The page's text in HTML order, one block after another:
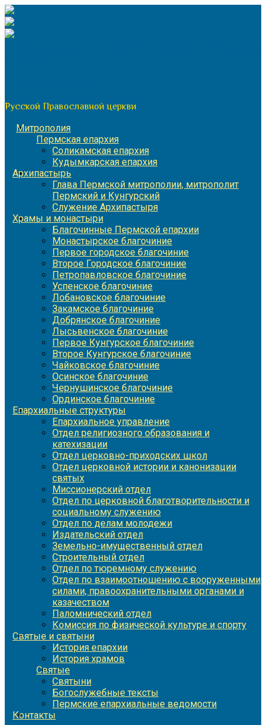
Перейти
к
содержимому
Русской Православной церкви
Митрополия
Пермская епархия
Соликамская епархия
Кудымкарская епархия
Архипастырь
Глава Пермской митрополии, митрополит
Пермский и Кунгурский
Служение Архипастыря
Храмы и монастыри
Благочинные Пермской епархии
Монастырское благочиние
Первое городское благочиние
Второе Городское благочиние
Петропавловское благочиние
Успенское благочиние
Лобановское благочиние
Закамское благочиние
Добрянское благочиние
Лысьвенское благочиние
Первое Кунгурское благочиние
Второе Кунгурское благочиние
Чайковское благочиние
Осинское благочиние
Чернушинское благочиние
Ординское благочиние
Епархиальные структуры
Епархиальное управление
Отдел религиозного образования и
катехизации
Отдел церковно-приходских школ
Отдел церковной истории и канонизации
святых
Миссионерский отдел
Отдел по церковной благотворительности и
социальному служению
Отдел по делам молодежи
Издательский отдел
Земельно-имущественный отдел
Строительный отдел
Отдел по тюремному служению
Отдел по взаимоотношению с вооруженными
силами, правоохранительными органами и
казачеством
Паломнический отдел
Комиссия по физической культуре и спорту
Святые и святыни
История епархии
История храмов
Святые
Святыни
Богослужебные тексты
Пермские епархиальные ведомости
Контакты